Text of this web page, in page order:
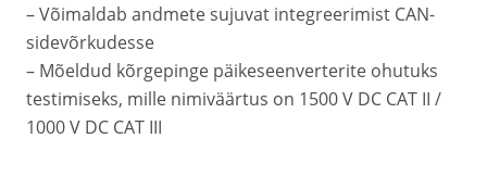
– Võimaldab andmete sujuvat integreerimist CAN-
sidevõrkudesse
– Mõeldud kõrgepinge päikeseenverterite ohutuks
testimiseks, mille nimiväärtus on 1500 V DC CAT II /
1000 V DC CAT III